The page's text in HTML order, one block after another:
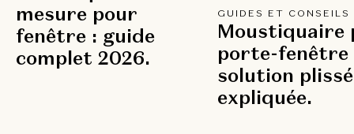
mesure pour
fenêtre : guide
complet 2026.
GUIDES ET CONSEILS
Moustiquaire
porte-fenêtre
solution
expliquée.